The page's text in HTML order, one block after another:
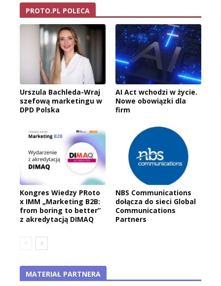
PROTO.PL POLECA
Urszula Bachleda-Wraj
szefową marketingu w
DPD Polska
AI Act wchodzi w życie.
Nowe obowiązki dla
firm
Kongres Wiedzy PRoto
x IMM „Marketing B2B:
from boring to better”
z akredytacją DIMAQ
NBS Communications
dołącza do sieci Global
Communications
Partners
MATERIAŁ PARTNERA